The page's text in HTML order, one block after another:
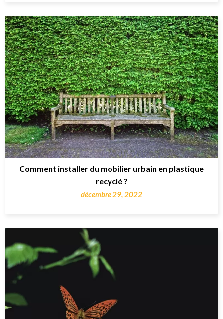
Comment installer du mobilier urbain en plastique
recyclé ?
décembre 29, 2022